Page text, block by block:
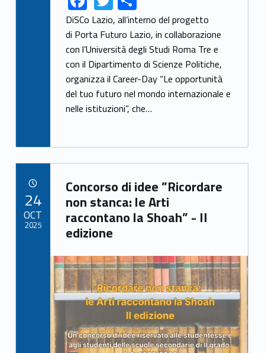
ac
e
b
o
o
k
w
itt
er
h
ar
e
DiSCo Lazio, all’interno del progetto
di Porta Futuro Lazio, in collaborazione
con l’Università degli Studi Roma Tre e
con il Dipartimento di Scienze Politiche,
organizza il Career-Day “Le opportunità
del tuo futuro nel mondo internazionale e
nelle istituzioni”, che…
Link identifier archive #link-archive-41662
Concorso di idee ”Ricordare
non stanca: le Arti
raccontano la Shoah” - II
edizione
Link identifier archive #link-archive-thumb-soap-7026
24
OCT
2025